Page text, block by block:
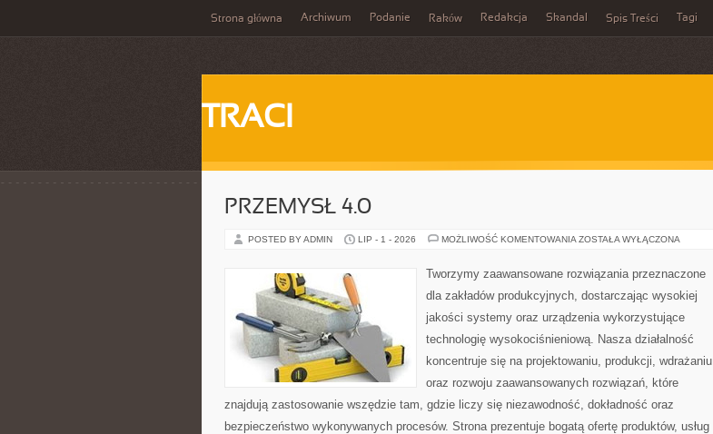
Strona główna Archiwum Podanie Raków Redakcja Skandal Spis Treści Tagi
TRACI
PRZEMYSŁ 4.0
POSTED BY ADMIN LIP - 1 - 2026 MOŻLIWOŚĆ KOMENTOWANIA PRZEMYSŁ
ZOSTAŁA WYŁĄCZONA
Tworzymy zaawansowane rozwiązania przeznaczone
dla zakładów produkcyjnych, dostarczając wysokiej
jakości systemy oraz urządzenia wykorzystujące
technologię wysokociśnieniową. Nasza działalność
koncentruje się na projektowaniu, produkcji, wdrażaniu
oraz rozwoju zaawansowanych rozwiązań, które
znajdują zastosowanie wszędzie tam, gdzie liczy się niezawodność, dokładność oraz
bezpieczeństwo wykonywanych procesów. Strona prezentuje bogatą ofertę produktów, usług